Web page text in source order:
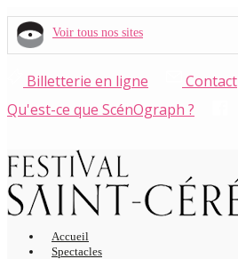
Voir tous nos sites
Billetterie en ligne
Contact
Qu'est-ce que ScénOgraph ?
Accueil
Spectacles